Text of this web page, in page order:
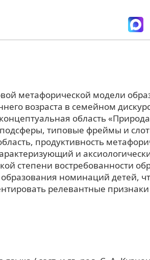
метафорической модели
возраста в семейном
область
типовые фреймы и
продуктивность
и
степени востребованности
номинаций детей,
релевантные признаки